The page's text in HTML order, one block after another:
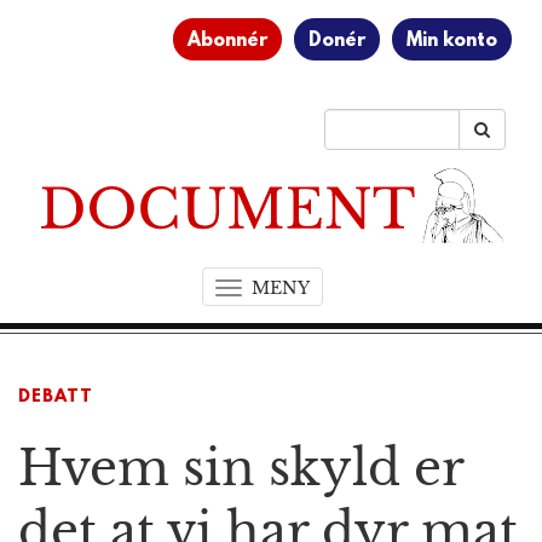
Abonnér Donér Min konto
MENYT
o
a
i
DEBATT
Hvem sin skyld er